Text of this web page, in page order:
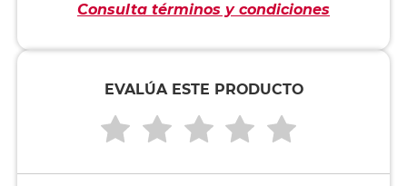
Consulta términos y condiciones
EVALÚA ESTE PRODUCTO